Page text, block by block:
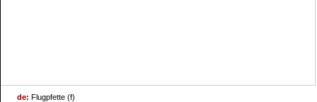
de:Flugpfette (f)